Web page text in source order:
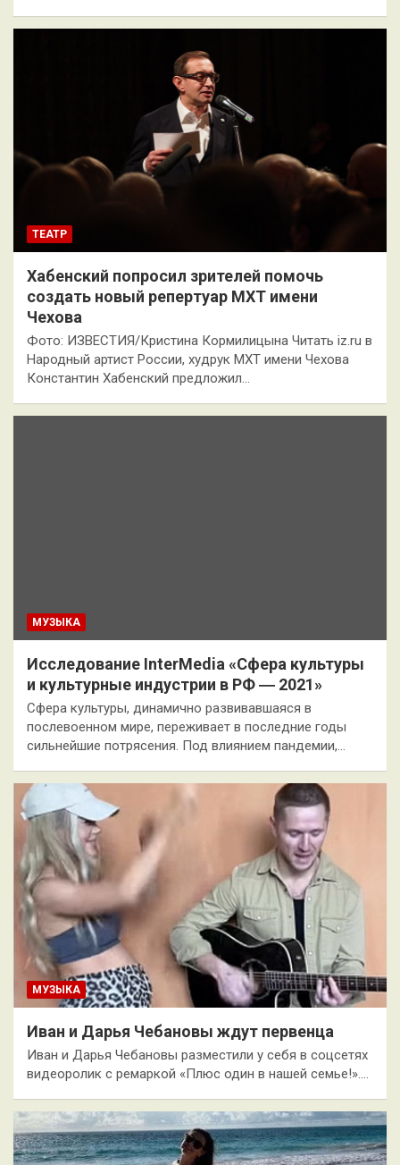
ТЕАТР
Хабенский попросил зрителей помочь
создать новый репертуар МХТ имени
Чехова
Фото: ИЗВЕСТИЯ/Кристина Кормилицына Читать iz.ru в
Народный артист России, худрук МХТ имени Чехова
Константин Хабенский предложил…
МУЗЫКА
Исследование InterMedia «Сфера культуры
и культурные индустрии в РФ ― 2021»
Сфера культуры, динамично развивавшаяся в
послевоенном мире, переживает в последние годы
сильнейшие потрясения. Под влиянием пандемии,…
МУЗЫКА
Иван и Дарья Чебановы ждут первенца
Иван и Дарья Чебановы разместили у себя в соцсетях
видеоролик с ремаркой «Плюс один в нашей семье!».…